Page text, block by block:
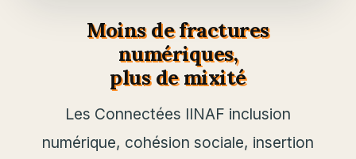
Moins de fractures
numériques,
plus de mixité
Les Connectées IINAF inclusion
numérique, cohésion sociale, insertion